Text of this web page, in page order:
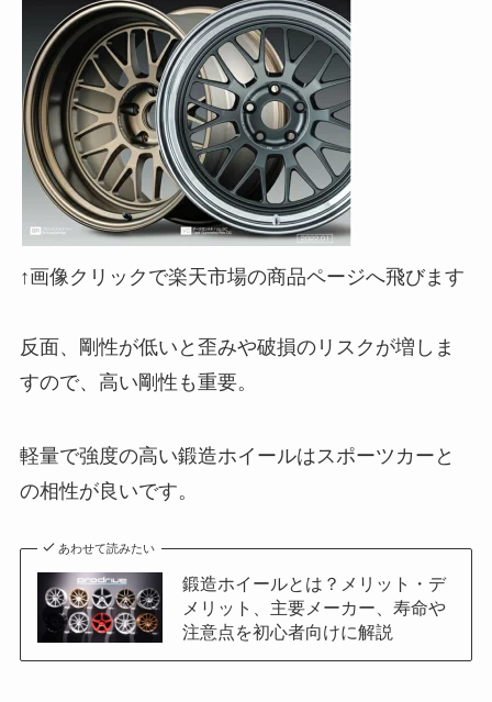
↑画像クリックで楽天市場の商品ページへ飛びます
反面、剛性が低いと歪みや破損のリスクが増しま
すので、高い剛性も重要。
軽量で強度の高い鍛造ホイールはスポーツカーと
の相性が良いです。
あわせて読みたい
鍛造ホイールとは？メリット・デ
メリット、主要メーカー、寿命や
注意点を初心者向けに解説